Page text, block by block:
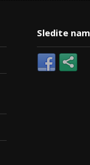
Sledite nam